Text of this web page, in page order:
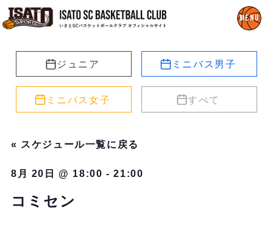
ジュニア ミニバス男子
ミニバス女子 すべて
« スケジュール一覧に戻る
8月 20日 @ 18:00 -21:00
コミセン